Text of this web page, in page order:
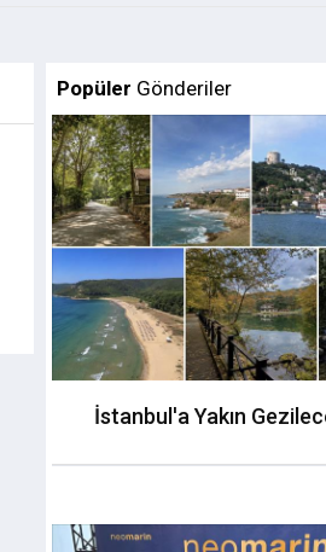
Popüler Gönderiler
İstanbul'a Yakın